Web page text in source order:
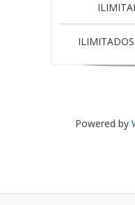
Powered by